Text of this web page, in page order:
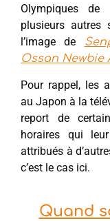
Olympiques
plusieurs autres
l’image de
Ossan Newbie
Pour rappel, les
au Japon à la
report de
horaires qui
attribués à
c’est le cas ici.
Quand